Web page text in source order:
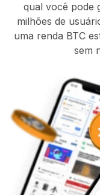
qual você pode
milhões de
uma renda BTC
sem